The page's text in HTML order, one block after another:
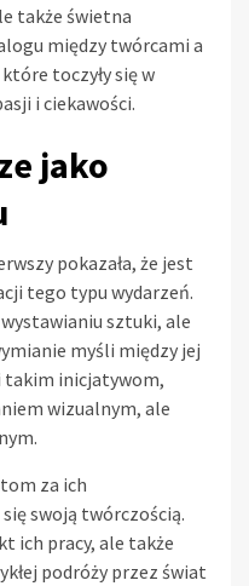
także świetna
między twórcami a
toczyły się w
i ciekawości.
jako
pokazała, że jest
tego typu wydarzeń.
sztuki, ale
myśli między jej
takim inicjatywom,
wizualnym, ale
za ich
swoją twórczością.
ich pracy, ale także
podróży przez świat